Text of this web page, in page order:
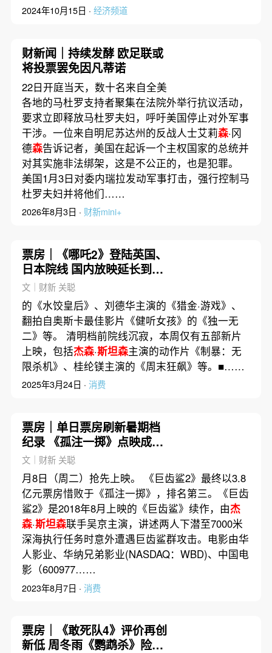
2024年10月15日 · 经济频道
财新闻｜持续发酵 欧足联或
将投票罢免因凡蒂诺
22日开庭当天，数十名来自全美
各地的马杜罗支持者聚集在法院外举行抗议活动，
要求立即释放马杜罗夫妇，呼吁美国停止对外军事
干涉。一位来自明尼苏达州的反战人士艾莉森·冈
德森告诉记者，美国在起诉一个主权国家的总统并
对其实施非法绑架，这是不公正的，也是犯罪。
美国1月3日对委内瑞拉发动军事打击，强行控制马
杜罗夫妇并将他们……
2026年8月3日 · 财新mini+
票房｜《哪吒2》登陆英国、
日本院线 国内放映延长到五
一
文｜财新 关聪
的《水饺皇后》、刘德华主演的《猎金·游戏》、
翻拍自奥斯卡最佳影片《健听女孩》的《独一无
二》等。 清明档前院线沉寂，本周仅有五部新片
上映，包括杰森·斯坦森主演的动作片《制暴：无
限杀机》、桂纶镁主演的《周末狂飙》等。■……
2025年3月24日 · 消费
票房｜单日票房刷新暑期档
纪录 《孤注一掷》点映成绩
最高
文｜财新 关聪
月8日（周二）抢先上映。 《巨齿鲨2》最终以3.8
亿元票房惜败于《孤注一掷》，排名第三。《巨齿
鲨2》是2018年8月上映的《巨齿鲨》续作，由杰
森·斯坦森联手吴京主演，讲述两人下潜至7000米
深海执行任务时意外遭遇巨齿鲨群攻击。电影由华
人影业、华纳兄弟影业(NASDAQ：WBD)、中国电
影（600977……
2023年8月7日 · 消费
票房｜《敢死队4》评价再创
新低 周冬雨《鹦鹉杀》险胜